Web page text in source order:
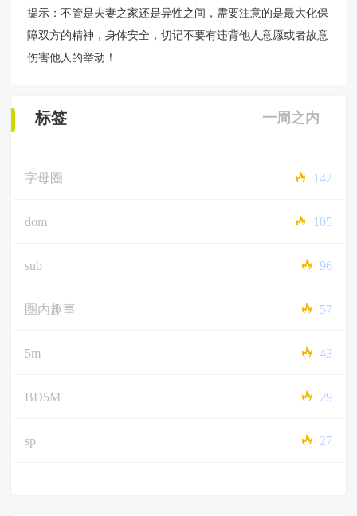
提示：不管是夫妻之家还是异性之间，需要注意的是最大化保
障双方的精神，身体安全，切记不要有违背他人意愿或者故意
伤害他人的举动！
标签 一周之内
字母圈 142
dom 105
sub 96
圈内趣事 57
5m 43
BD5M 29
sp 27